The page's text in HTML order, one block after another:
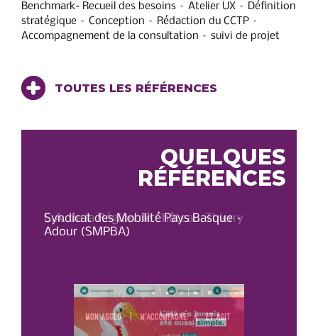
Benchmark- Recueil des besoins – Atelier UX – Définition
stratégique – Conception – Rédaction du CCTP –
Accompagnement de la consultation – suivi de projet
TOUTES LES RÉFÉRENCES
QUELQUES
RÉFÉRENCES
C.A. de la Région de Château-Thierry
Syndicat des Mobilité Pays Basque –
Adour (SMPBA)